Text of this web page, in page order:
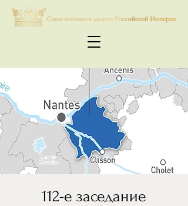
112-е заседание